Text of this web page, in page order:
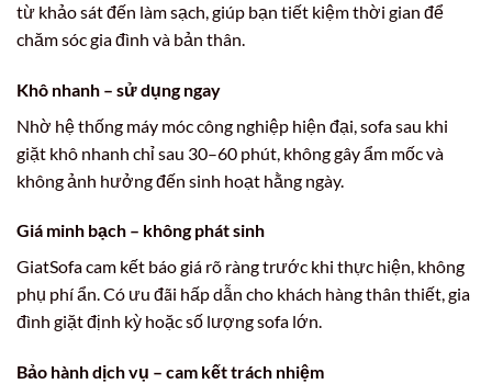
từ khảo sát đến làm sạch, giúp bạn tiết kiệm thời gian để
chăm sóc gia đình và bản thân.
Khô nhanh – sử dụng ngay
Nhờ hệ thống máy móc công nghiệp hiện đại, sofa sau khi
giặt khô nhanh chỉ sau 30–60 phút, không gây ẩm mốc và
không ảnh hưởng đến sinh hoạt hằng ngày.
Giá minh bạch – không phát sinh
GiatSofa cam kết báo giá rõ ràng trước khi thực hiện, không
phụ phí ẩn. Có ưu đãi hấp dẫn cho khách hàng thân thiết, gia
đình giặt định kỳ hoặc số lượng sofa lớn.
Bảo hành dịch vụ – cam kết trách nhiệm